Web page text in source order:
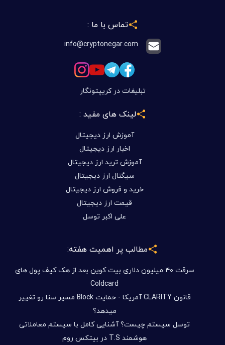
تماس با ما :
info@cryptonegar.com
تبلیغات در کریپتونگار
لینک های مفید :
آموزش ارز دیجیتال
اخبار ارز دیجیتال
آموزش ترید ارز دیجیتال
سیگنال ارز دیجیتال
خرید و فروش ارز دیجیتال
قیمت ارز دیجیتال
علی اکبر توسل
مطالب پر اهمیت هفته:
سرقت ۴۰ میلیون دلاری بیت کوین بعد از هک کیف پول های
Coldcard
قانون CLARITY آمریکا - حمایت Block مسیر سنا رو تغییر
میدهد؟
توسل سیستم چیست؟ آشنایی کامل با سیستم معاملاتی
هوشمند T.S در بیتکس روم